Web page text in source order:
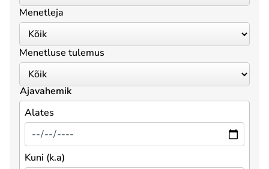
Menetleja
Menetluse tulemus
Ajavahemik
Alates
Kuni (k.a)